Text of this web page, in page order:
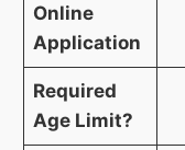
Online
Application
Required
Age Limit?